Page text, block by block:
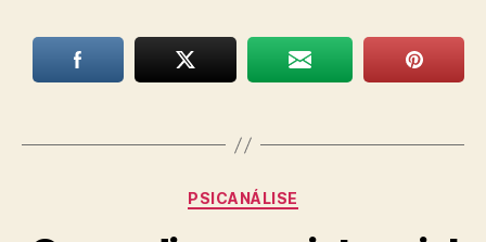
Categorias
PSICANÁLISE